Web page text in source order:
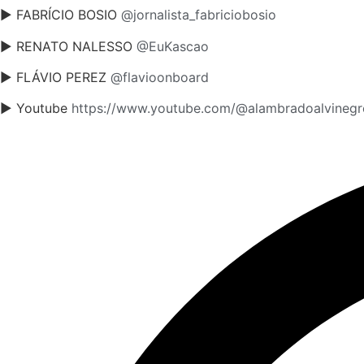
► FABRÍCIO BOSIO @jornalista_fabriciobosio
► RENATO NALESSO @EuKascao
► FLÁVIO PEREZ @flavioonboard
► Youtube https://www.youtube.com/